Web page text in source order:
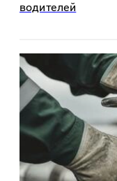
водителей